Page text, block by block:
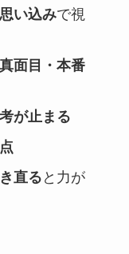
思い込みで視
面目・本番
が止まる
直る と力が